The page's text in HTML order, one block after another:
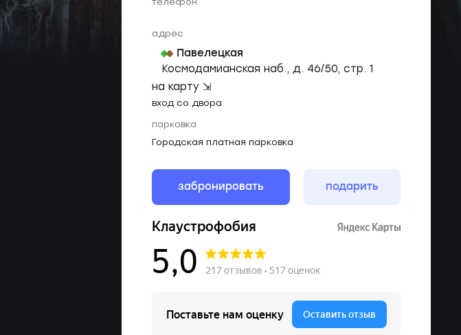
адрес
Павелецкая
Космодамианская наб., д. 46/50, стр. 1
на карту ⇲
вход со двора
парковка
Городская платная парковка
забронировать подарить